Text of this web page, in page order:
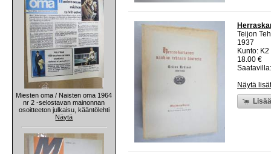
Miesten oma / Naisten oma 1964
nr 2 -selostavan mainonnan
osoitteeton julkaisu, kääntölehti
Näytä
Teijon
1937
Kunto:
18.00 €
Näytä